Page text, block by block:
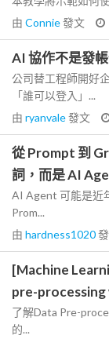
由 Connie發文
AI 協作不是發
公司替工程師開好
「誰可以登入」...
由 ryanvale發文
從 Prompt 到
詞，而是 AI
AI Agent 可能是近
Prom...
由 hardness1020
[Machine
pre-
了解Data Pre-
的...